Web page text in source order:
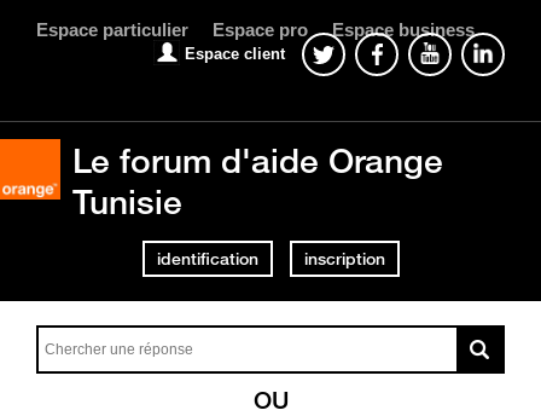
Espace particulier Espace pro Espace business
Espace client
Le forum d'aide Orange
Tunisie
identification inscription
OU